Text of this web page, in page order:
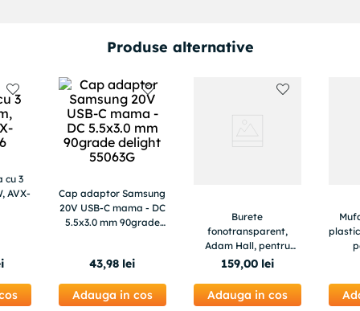
Produse alternative
cu 3
AVX-
Cap adaptor Samsung
20V USB-C mama - DC
5.5x3.0 mm 90grade
43,98 lei
Adauga in cos
Burete
fonotransparent,
Adam Hall, pentru
grilaj Boxa, negru,
grosime 5mm, 2m x 1m
159,00 lei
Adauga in cos